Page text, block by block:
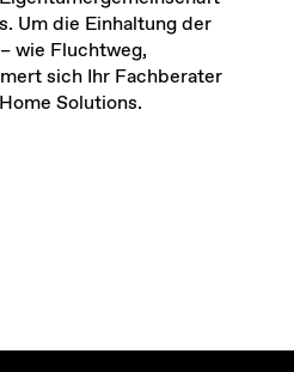
Um die Einhaltung der
wie Fluchtweg,
sich Ihr Fachberater
Solutions.